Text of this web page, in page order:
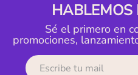
HABLEMOS
Sé el primero en
promociones,